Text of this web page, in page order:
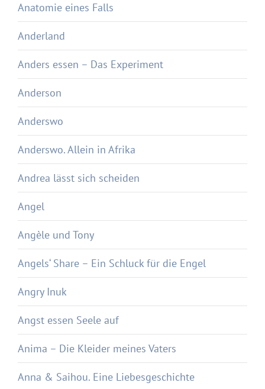
Anatomie eines Falls
Anderland
Anders essen – Das Experiment
Anderson
Anderswo
Anderswo. Allein in Afrika
Andrea lässt sich scheiden
Angel
Angèle und Tony
Angels‘ Share – Ein Schluck für die Engel
Angry Inuk
Angst essen Seele auf
Anima – Die Kleider meines Vaters
Anna & Saihou. Eine Liebesgeschichte